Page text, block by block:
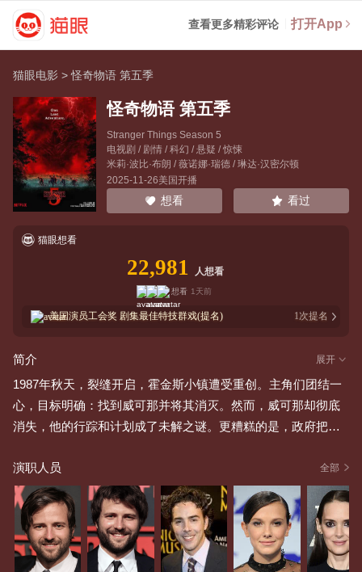
查看更多精彩评论 打开App
猫眼电影 >怪奇物语 第五季
怪奇物语 第五季
Stranger Things Season 5
电视剧 / 剧情 / 科幻 / 悬疑 / 惊悚
米莉·波比·布朗 /薇诺娜·瑞德/琳达·汉密尔顿
2025-11-26美国开播
想看 看过
猫眼想看
22,981 人想看
想看 1天前
美国演员工会奖 剧集最佳特技群戏(提名) 1次提名
简介 展开
1987年秋天，裂缝开启，霍金斯小镇遭受重创。主角们团结一
心，目标明确：找到威可那并将其消灭。然而，威可那却彻底
消失，他的行踪和计划成了未解之谜。更糟糕的是，政府把整
次隐匿起来。威尔失踪快满一周年时，熟悉的恐惧再次席卷而
来。最终战役即将打响，这次他们要面对的黑暗力量比以往更
强大、更致命。为了彻底结束这场噩梦，所有人必须凝聚力
量，背水一战。
演职人员 全部